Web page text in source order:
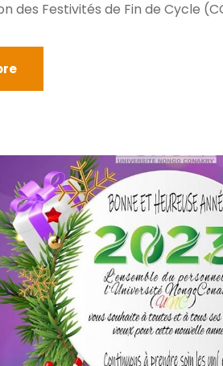
des Festivités de Fin de Cycle